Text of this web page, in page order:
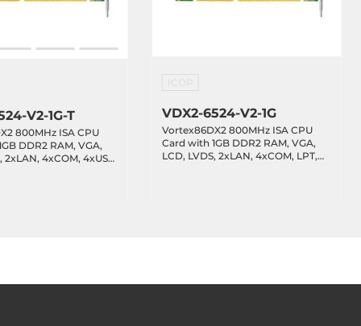
V2-1G-T
800MHz ISA CPU
DDR2 RAM, VGA,
4xCOM, 4xUSB,
VDX2-6524-V2-1G
Vortex86DX2 800MHz ISA CPU
Card with 1GB DDR2 RAM, VGA,
LCD, LVDS, 2xLAN, 4xCOM, LPT,